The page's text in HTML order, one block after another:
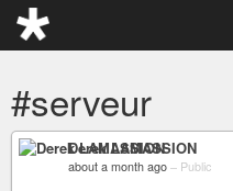
#serveur
Derek LAMASSION
about a month ago – Public